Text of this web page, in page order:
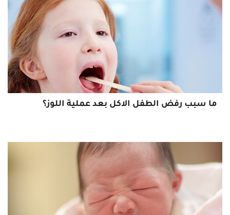
ما سبب رفض الطفل الاكل بعد عملية اللوز؟